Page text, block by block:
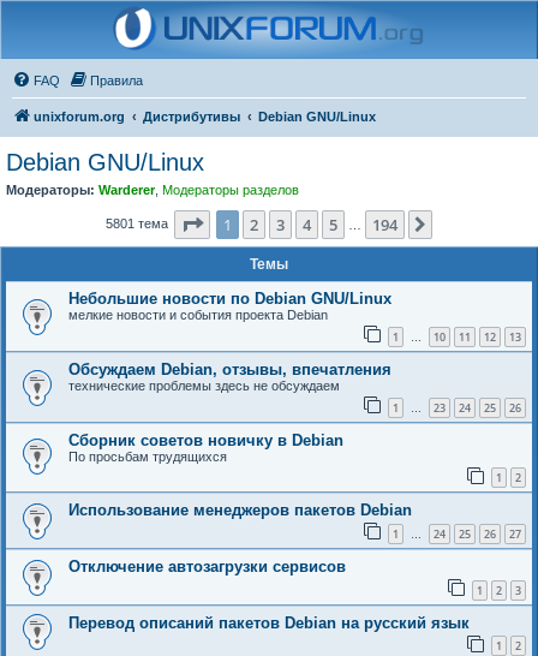
FAQ Правила
unixforum.org Дистрибутивы Debian GNU/Linux
Debian GNU/Linux
Модераторы: Warderer, Модераторы разделов
5801 тема Страница из 194
1 2 3 4 5 194
Темы
Небольшие новости по Debian GNU/Linux
мелкие новости и события проекта Debian
1 … 10 11 12 13
Обсуждаем Debian, отзывы, впечатления
технические проблемы здесь не обсуждаем
1 … 23 24 25 26
Сборник советов новичку в Debian
По просьбам трудящихся
1 2
Использование менеджеров пакетов Debian
1 … 24 25 26 27
Отключение автозагрузки сервисов
1 2 3
Перевод описаний пакетов Debian на русский язык
1 2